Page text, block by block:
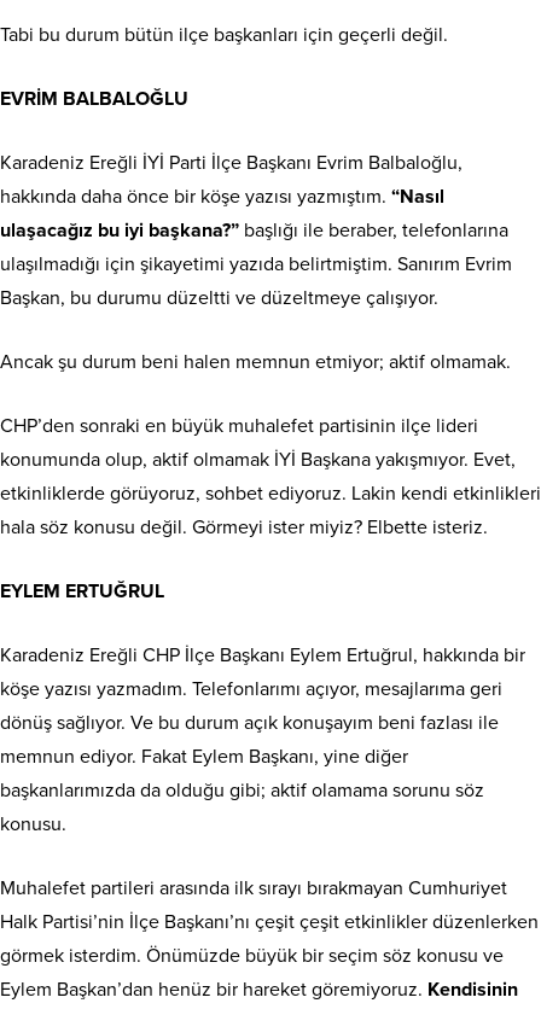
Tabi bu durum bütün ilçe başkanları için geçerli değil.
EVRİM BALBALOĞLU
Karadeniz Ereğli İYİ Parti İlçe Başkanı Evrim Balbaloğlu,
hakkında daha önce bir köşe yazısı yazmıştım. “Nasıl
ulaşacağız bu iyi başkana?” başlığı ile beraber, telefonlarına
ulaşılmadığı için şikayetimi yazıda belirtmiştim. Sanırım Evrim
Başkan, bu durumu düzeltti ve düzeltmeye çalışıyor.
Ancak şu durum beni halen memnun etmiyor; aktif olmamak.
CHP’den sonraki en büyük muhalefet partisinin ilçe lideri
konumunda olup, aktif olmamak İYİ Başkana yakışmıyor. Evet,
etkinliklerde görüyoruz, sohbet ediyoruz. Lakin kendi etkinlikleri
hala söz konusu değil. Görmeyi ister miyiz? Elbette isteriz.
EYLEM ERTUĞRUL
Karadeniz Ereğli CHP İlçe Başkanı Eylem Ertuğrul, hakkında bir
köşe yazısı yazmadım. Telefonlarımı açıyor, mesajlarıma geri
dönüş sağlıyor. Ve bu durum açık konuşayım beni fazlası ile
memnun ediyor. Fakat Eylem Başkanı, yine diğer
başkanlarımızda da olduğu gibi; aktif olamama sorunu söz
konusu.
Muhalefet partileri arasında ilk sırayı bırakmayan Cumhuriyet
Halk Partisi’nin İlçe Başkanı’nı çeşit çeşit etkinlikler düzenlerken
görmek isterdim. Önümüzde büyük bir seçim söz konusu ve
Eylem Başkan’dan henüz bir hareket göremiyoruz. Kendisinin